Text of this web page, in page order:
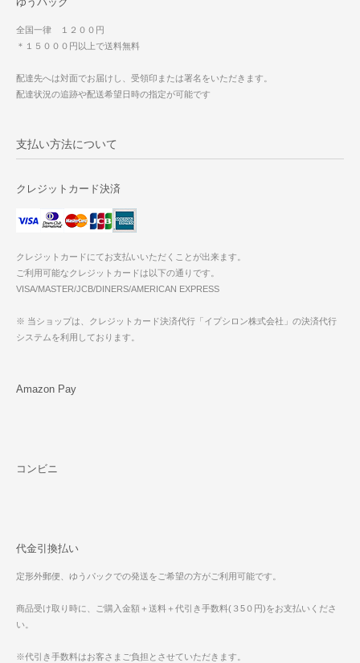
全国一律 １２００円
＊１５０００円以上で送料無料
配達先へは対面でお届けし、受領印または署名をいただきます。
配達状況の追跡や配送希望日時の指定が可能です
支払い方法について
クレジットカード決済
クレジットカードにてお支払いいただくことが出来ます。
ご利用可能なクレジットカードは以下の通りです。
VISA/MASTER/JCB/DINERS/AMERICAN EXPRESS
※ 当ショップは、クレジットカード決済代行「イプシロン株式会社」の決済代行
システムを利用しております。
Amazon Pay
コンビニ
代金引換払い
定形外郵便、ゆうパックでの発送をご希望の方がご利用可能です。
商品受け取り時に、ご購入金額＋送料＋代引き手数料(３5０円)をお支払いくださ
い。
※代引き手数料はお客さまご負担とさせていただきます。